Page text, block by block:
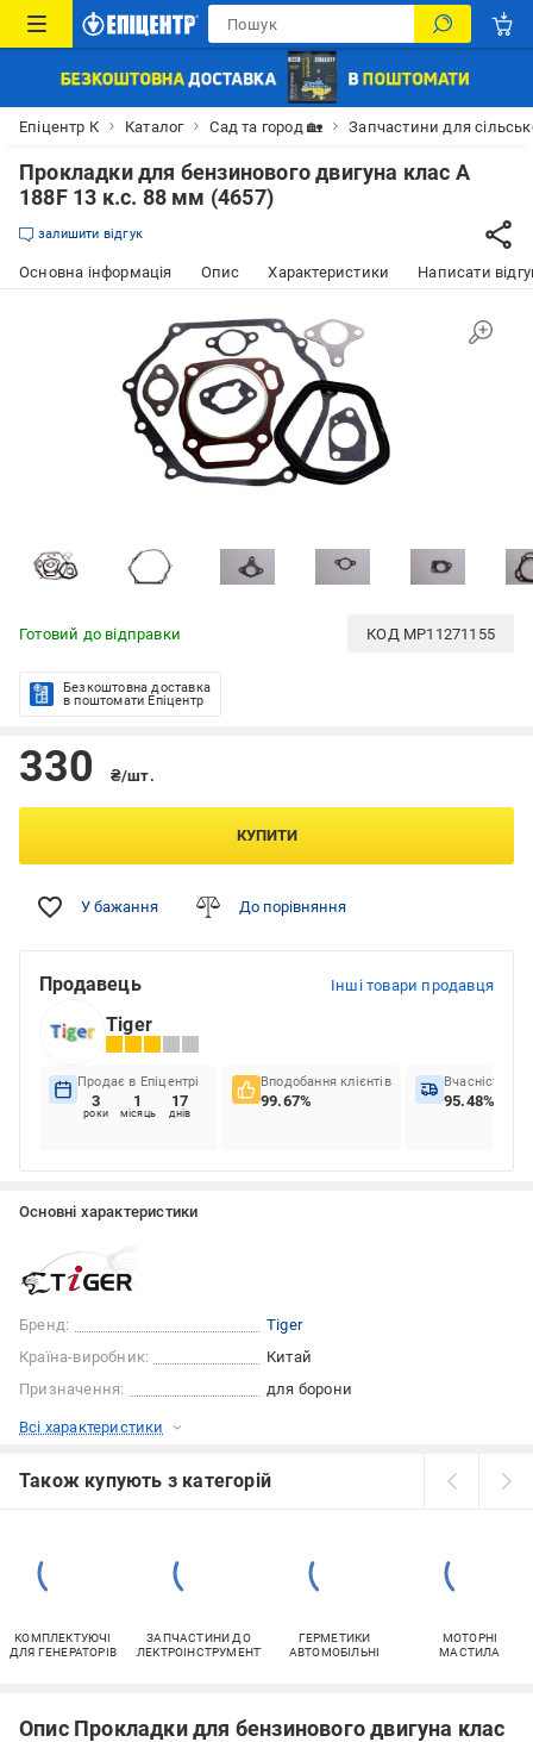
Епіцентр К Каталог Сад та город 🏡 Запчастини для
Прокладки для бензинового двигуна клас А
188F 13 к.с. 88 мм (4657)
залишити відгук
Основна інформація Опис Характеристики Написати
Готовий до відправки КОД MP11271155
Безкоштовна доставка
в поштомати Епіцентр
330 ₴/шт.
КУПИТИ
У бажання До порівняння
Продавець Інші товари продавця
Tiger
Продає в Епіцентрі
3
роки
1
місяць
17
днів
Вподобання клієнтів
99.67%
Вчасність
95.48%
Основні характеристики
Бренд:
Tiger
Країна-виробник:
Китай
Призначення:
для борони
Всі характеристики
Також купують з категорій
КОМПЛЕКТУЮЧІ
ДЛЯ ГЕНЕРАТОРІВ
ЗАПЧАСТИНИ ДО
ЕЛЕКТРОІНСТРУМЕНТУ
ГЕРМЕТИКИ
АВТОМОБІЛЬНІ
МОТОРНІ
МАСТИЛА
Опис Прокладки для бензинового двигуна клас